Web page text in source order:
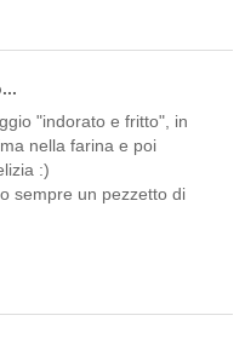
"indorato e fritto", in
nella farina e poi
:)
sempre un pezzetto di